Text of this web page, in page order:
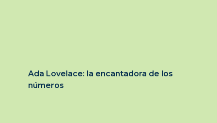
Ada Lovelace: la encantadora de los
números